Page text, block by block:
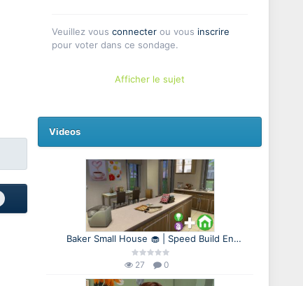
Veuillez vousconnecter ou vous inscrire
pour voter dans ce sondage.
Afficher le sujet
Videos
Baker Small House 🧁 | Speed Build En
cuisine + Accessoires de cuisine + Mini-
maisons
27 0